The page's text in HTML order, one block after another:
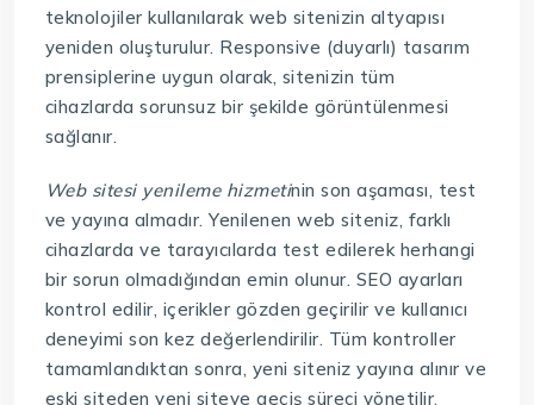
teknolojiler kullanılarak web sitenizin altyapısı
yeniden oluşturulur. Responsive (duyarlı) tasarım
prensiplerine uygun olarak, sitenizin tüm
cihazlarda sorunsuz bir şekilde görüntülenmesi
sağlanır.
Web sitesi yenileme hizmetinin son aşaması, test
ve yayına almadır. Yenilenen web siteniz, farklı
cihazlarda ve tarayıcılarda test edilerek herhangi
bir sorun olmadığından emin olunur. SEO ayarları
kontrol edilir, içerikler gözden geçirilir ve kullanıcı
deneyimi son kez değerlendirilir. Tüm kontroller
tamamlandıktan sonra, yeni siteniz yayına alınır ve
eski siteden yeni siteye geçiş süreci yönetilir.